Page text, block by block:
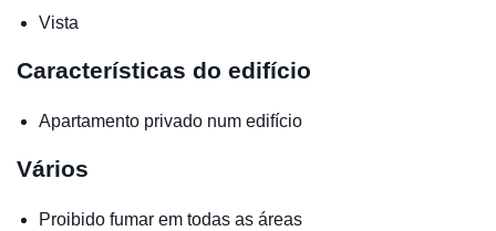
Vista
Características do edifício
Apartamento privado num edifício
Vários
Proibido fumar em todas as áreas